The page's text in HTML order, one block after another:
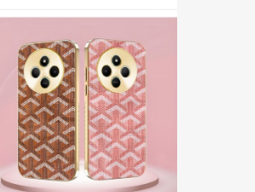
S24 23 S24 Ultra SC-52Eカ
ン用高級 ゴヤール Goyard
アイフォン15 16 Plus Pro
Maxカバー